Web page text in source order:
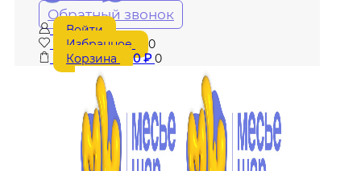
Обратный звонок
Войти
Избранное
0
Корзина
0₽ 0